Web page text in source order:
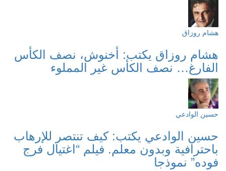
هشام روزاق
هشام روزاق يكتب: أخنوش، نصف الكأس
الفارغ… نصف الكأس غير المملوء
حسين الوادعي
حسين الوادعي يكتب: كيف تنتصر للإرهاب
باحترافية وبدون معلم. فيلم “اغتيال فرج
فوده” نموذجا